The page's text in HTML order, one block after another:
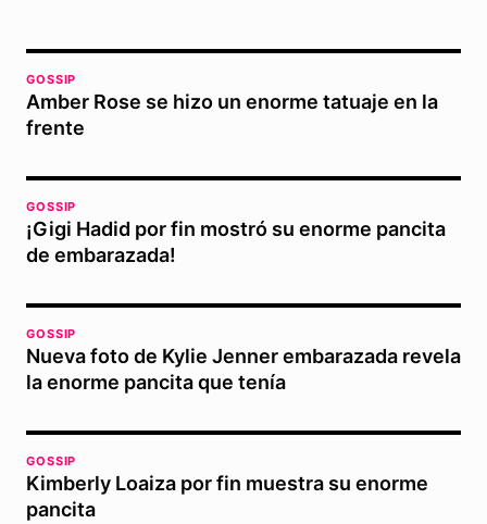
GOSSIP
Amber Rose se hizo un enorme tatuaje en la
frente
GOSSIP
¡Gigi Hadid por fin mostró su enorme pancita
de embarazada!
GOSSIP
Nueva foto de Kylie Jenner embarazada revela
la enorme pancita que tenía
GOSSIP
Kimberly Loaiza por fin muestra su enorme
pancita